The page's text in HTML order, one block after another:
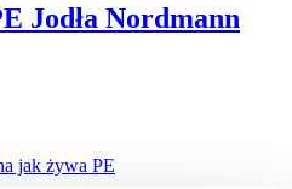
Jodła Nordmann